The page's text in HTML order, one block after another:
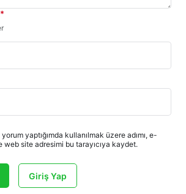
*
yaptığımda kullanılmak üzere adımı, e-
web site adresimi bu tarayıcıya kaydet.
Giriş Yap